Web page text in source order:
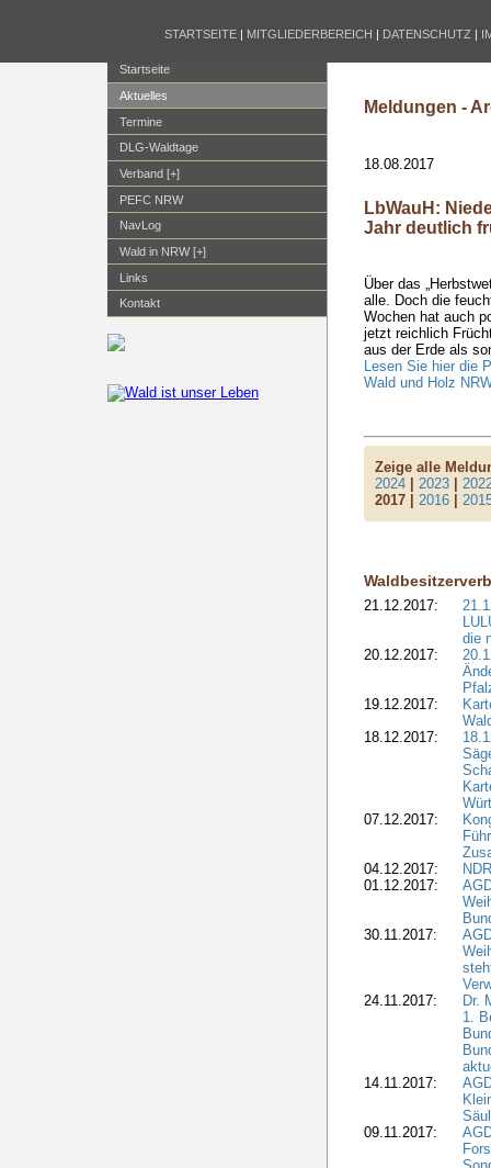
STARTSEITE | MITGLIEDERBEREICH | DATENSCHUTZ |
Startseite
Aktuelles
Termine
DLG-Waldtage
Verband [+]
PEFC NRW
NavLog
Wald in NRW [+]
Links
Kontakt
Meldungen -
18.08.2017
LbWauH:
Jahr deutlich
Über das
alle. Doch die
Wochen hat auch
jetzt reichlich
aus der Erde als
Lesen Sie hier die
Wald und Holz
Zeige alle
2024 |2023 |
2017 |2016 |
21.12.2017:
die
20.12.2017:
19.12.2017:
18.12.2017:
07.12.2017:
04.12.2017:
01.12.2017:
30.11.2017:
24.11.2017:
Dr.
1.
14.11.2017:
09.11.2017: